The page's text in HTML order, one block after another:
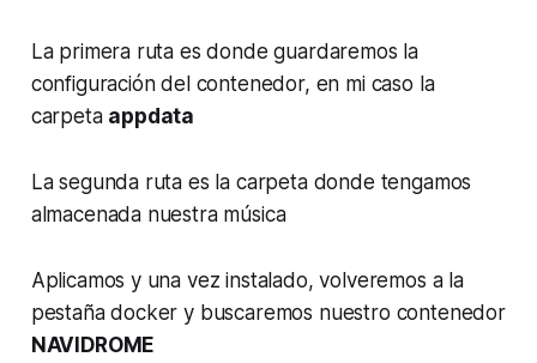
La primera ruta es donde guardaremos la
configuración del contenedor, en mi caso la
carpeta appdata
La segunda ruta es la carpeta donde tengamos
almacenada nuestra música
Aplicamos y una vez instalado, volveremos a la
pestaña docker y buscaremos nuestro contenedor
NAVIDROME